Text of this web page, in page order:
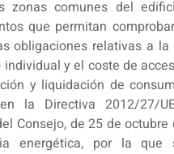
zonas comunes del
que permitan
obligaciones relativas a la
y el coste de
y liquidación de
la Directiva 2012/27/
Consejo, de 25 de
energética, por la que